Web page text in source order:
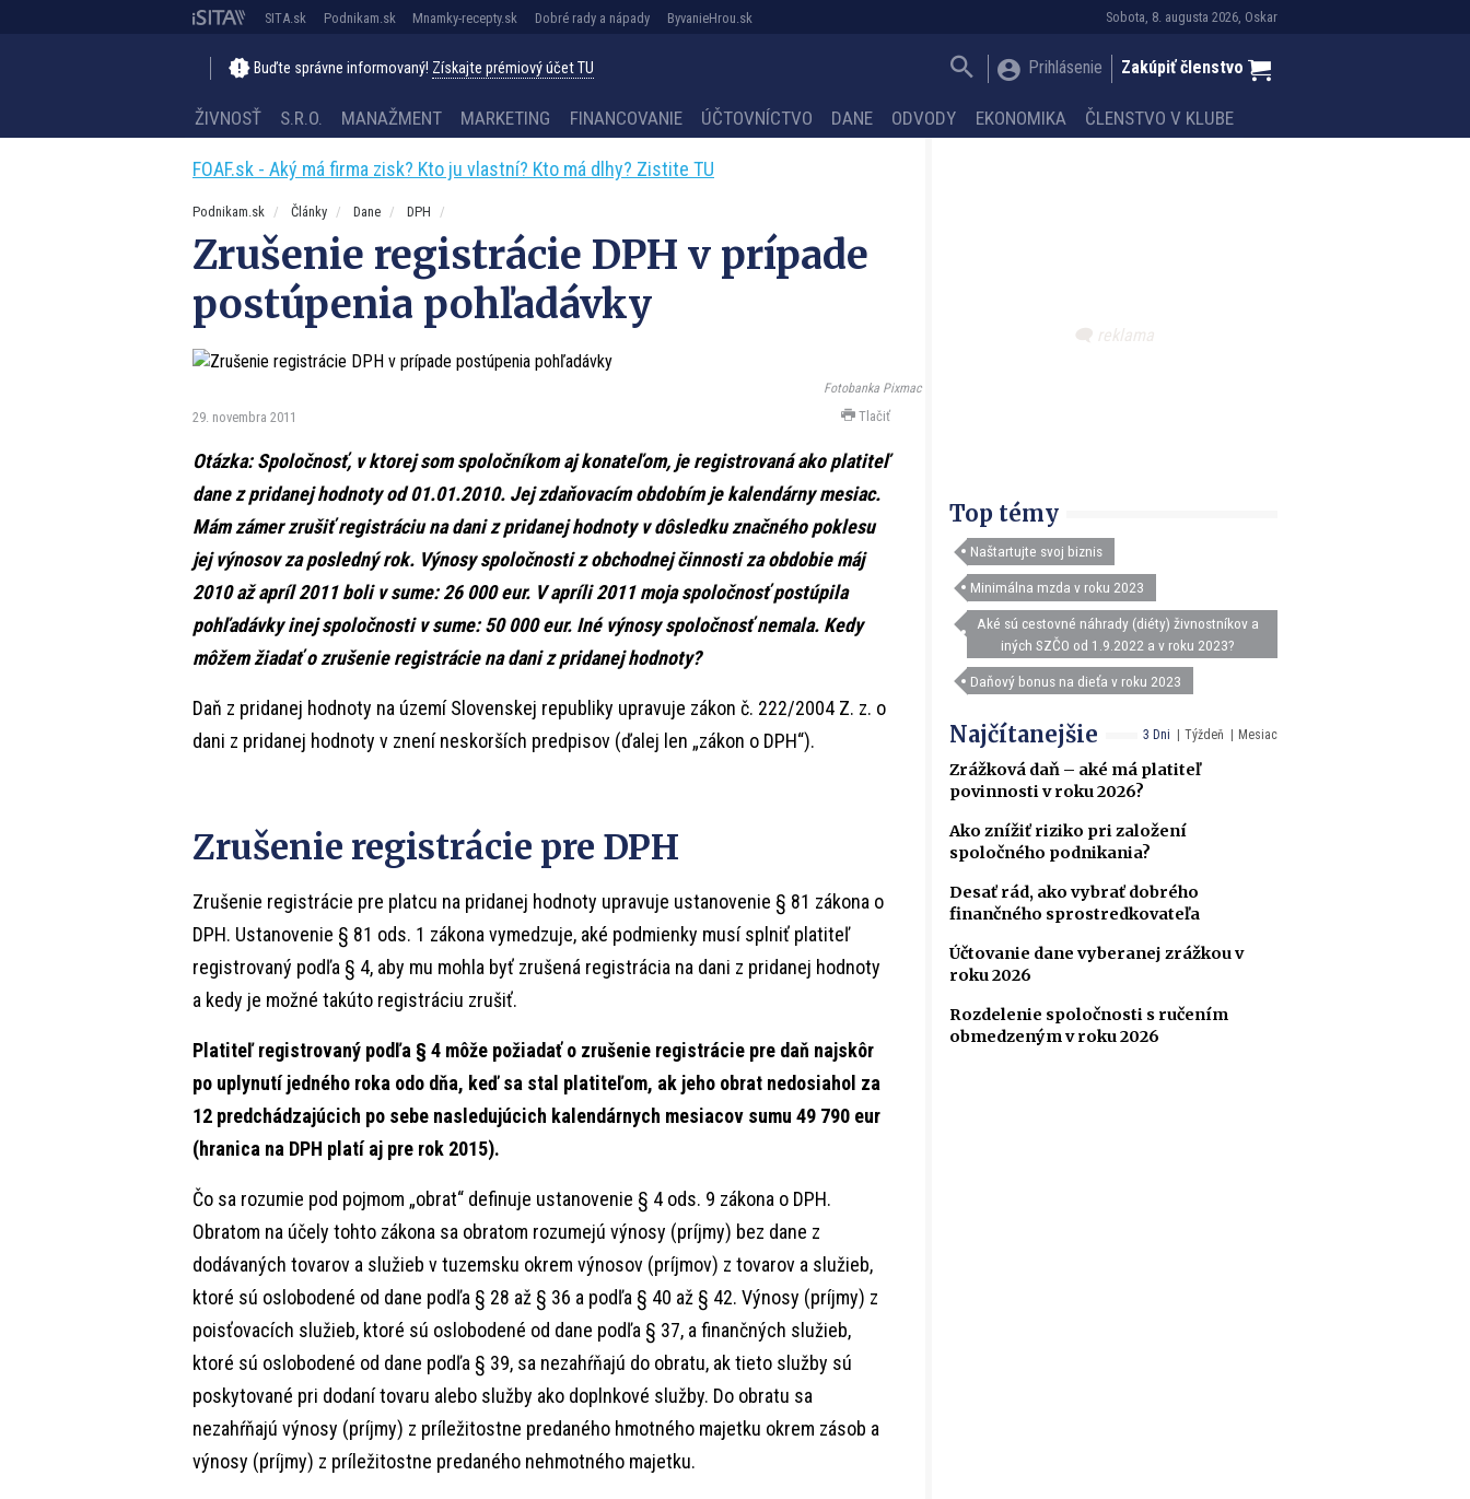
Sobota, 8. augusta 2026, Oskar
SITA.sk Podnikam.sk Mnamky-recepty.sk Dobré rady a nápady ByvanieHrou.sk
Buďte správne informovaný! Získajte prémiový účet TU Prihlásenie Zakúpiť členstvo
ŽIVNOSŤ S.R.O. MANAŽMENT MARKETING FINANCOVANIE ÚČTOVNÍCTVO DANE ODVODY EKONOMIKA ČLENSTVO V KLUBE
FOAF.sk - Aký má firma zisk? Kto ju vlastní? Kto má dlhy? Zistite TU
Podnikam.sk Články Dane DPH
Zrušenie registrácie DPH v prípade
postúpenia pohľadávky
Fotobanka Pixmac
29. novembra 2011 Tlačiť
Otázka: Spoločnosť, v ktorej som spoločníkom aj konateľom, je registrovaná ako platiteľ
dane z pridanej hodnoty od 01.01.2010. Jej zdaňovacím obdobím je kalendárny mesiac.
Mám zámer zrušiť registráciu na dani z pridanej hodnoty v dôsledku značného poklesu
jej výnosov za posledný rok. Výnosy spoločnosti z obchodnej činnosti za obdobie máj
2010 až apríl 2011 boli v sume: 26 000 eur. V apríli 2011 moja spoločnosť postúpila
pohľadávky inej spoločnosti v sume: 50 000 eur. Iné výnosy spoločnosť nemala. Kedy
môžem žiadať o zrušenie registrácie na dani z pridanej hodnoty?
Daň z pridanej hodnoty na území Slovenskej republiky upravuje zákon č. 222/2004 Z. z. o
dani z pridanej hodnoty v znení neskorších predpisov (ďalej len „zákon o DPH“).
Zrušenie registrácie pre DPH
Zrušenie registrácie pre platcu na pridanej hodnoty upravuje ustanovenie § 81 zákona o
DPH. Ustanovenie § 81 ods. 1 zákona vymedzuje, aké podmienky musí splniť platiteľ
registrovaný podľa § 4, aby mu mohla byť zrušená registrácia na dani z pridanej hodnoty
a kedy je možné takúto registráciu zrušiť.
Platiteľ registrovaný podľa § 4 môže požiadať o zrušenie registrácie pre daň najskôr
po uplynutí jedného roka odo dňa, keď sa stal platiteľom, ak jeho obrat nedosiahol za
12 predchádzajúcich po sebe nasledujúcich kalendárnych mesiacov sumu 49 790 eur
(hranica na DPH platí aj pre rok 2015).
Čo sa rozumie pod pojmom „obrat“ definuje ustanovenie § 4 ods. 9 zákona o DPH.
Obratom na účely tohto zákona sa obratom rozumejú výnosy (príjmy) bez dane z
dodávaných tovarov a služieb v tuzemsku okrem výnosov (príjmov) z tovarov a služieb,
ktoré sú oslobodené od dane podľa § 28 až § 36 a podľa § 40 až § 42. Výnosy (príjmy) z
poisťovacích služieb, ktoré sú oslobodené od dane podľa § 37, a finančných služieb,
ktoré sú oslobodené od dane podľa § 39, sa nezahŕňajú do obratu, ak tieto služby sú
poskytované pri dodaní tovaru alebo služby ako doplnkové služby. Do obratu sa
nezahŕňajú výnosy (príjmy) z príležitostne predaného hmotného majetku okrem zásob a
výnosy (príjmy) z príležitostne predaného nehmotného majetku.
Top témy
Naštartujte svoj biznis
Minimálna mzda v roku 2023
Aké sú cestovné náhrady (diéty) živnostníkov a
iných SZČO od 1.9.2022 a v roku 2023?
Daňový bonus na dieťa v roku 2023
3 Dni Týždeň Mesiac
Najčítanejšie
Zrážková daň – aké má platiteľ
povinnosti v roku 2026?
Ako znížiť riziko pri založení
spoločného podnikania?
Desať rád, ako vybrať dobrého
finančného sprostredkovateľa
Účtovanie dane vyberanej zrážkou v
roku 2026
Rozdelenie spoločnosti s ručením
obmedzeným v roku 2026